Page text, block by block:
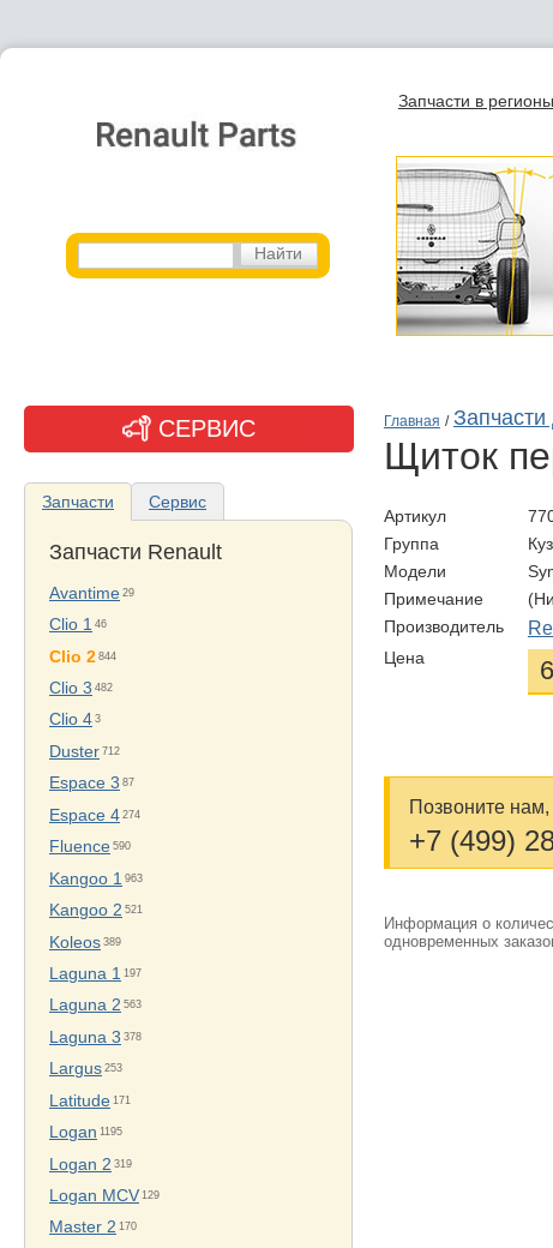
Запчасти в регионы
Главная /
щиток
Артикул
Группа
Модели
Примечание
Производитель
Цена
Позвоните
+7 (499)
Информация о
одновременных
СЕРВИС
Запчасти Сервис
Запчасти Renault
Avantime 29
Clio 1 46
Clio 2 844
Clio 3 482
Clio 4 3
Duster 712
Espace 3 87
Espace 4 274
Fluence 590
Kangoo 1 963
Kangoo 2 521
Koleos 389
Laguna 1 197
Laguna 2 563
Laguna 3 378
Largus 253
Latitude 171
Logan 1195
Logan 2 319
Logan MCV 129
Master 2 170